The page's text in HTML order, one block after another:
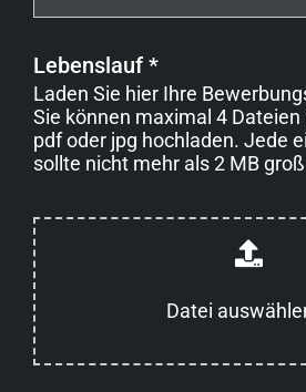
Lebenslauf *
Laden Sie hier Ihre
Sie können maximal 4
pdf oder jpg hochladen. Jede
sollte nicht mehr als 2 MB
Datei